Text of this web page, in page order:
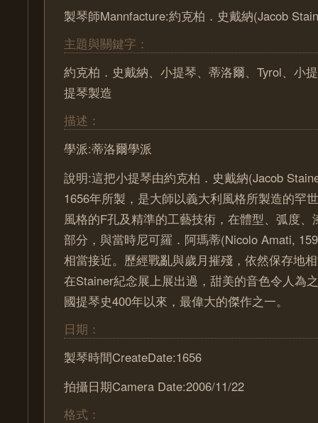
製琴師Mannfacture:約克柏．史戴納(Jacob
主題與關鍵字：
約克柏．史戴納、小提琴、蒂洛爾、Tyrol、小
提琴製造
描述：
學派:蒂洛爾學派
說明:這把小提琴由約克柏．史戴納(Jacob
1656年所製，是大師以義大利風格所製造的罕
風格的F孔及精準的工藝技術，在體型、弧度
部分，與當時尼可羅．阿瑪蒂(Nicolo Amati,
相當接近。歷經戰亂與歲月摧殘，依然保存地
在Stainer紀念展上展出過，甜美的音色令人為
國提琴史400年以來，最偉大的傑作之一。
日期：
製琴時間CreateDate:1656
拍攝日期Camera Date:2006/11/22
格式：